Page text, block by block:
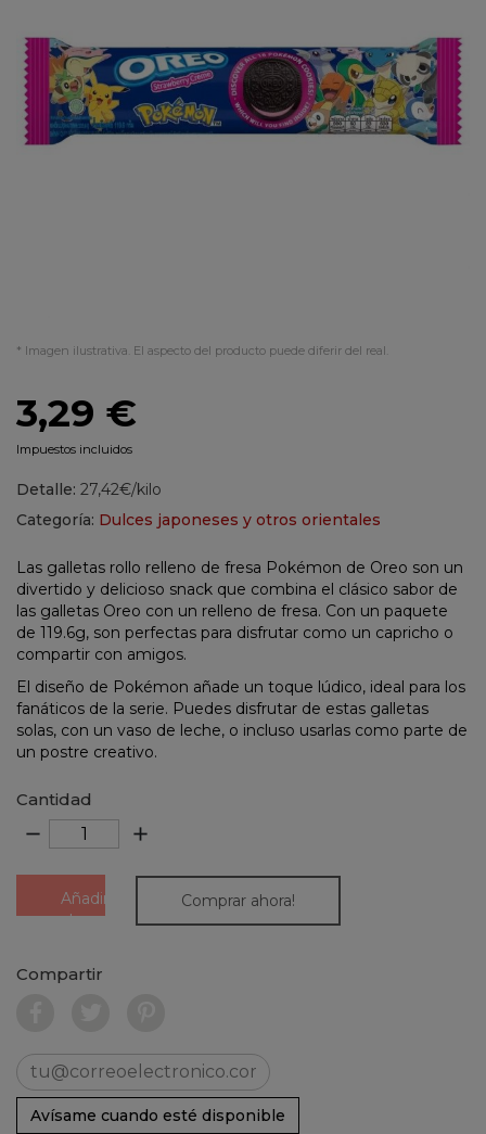
* Imagen ilustrativa. El aspecto del producto puede diferir del real.
3,29 €
Impuestos incluidos
Detalle: 27,42€/kilo
Categoría: Dulces japoneses y otros orientales
Las galletas rollo relleno de fresa Pokémon de Oreo son un
divertido y delicioso snack que combina el clásico sabor de
las galletas Oreo con un relleno de fresa. Con un paquete
de 119.6g, son perfectas para disfrutar como un capricho o
compartir con amigos.
El diseño de Pokémon añade un toque lúdico, ideal para los
fanáticos de la serie. Puedes disfrutar de estas galletas
solas, con un vaso de leche, o incluso usarlas como parte de
un postre creativo.
Cantidad
remove add
Añadir
al
Comprar ahora!
Compartir
Avísame cuando esté disponible